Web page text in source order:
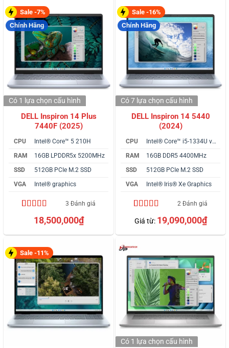
18,800,000₫.
Sale -7%
Chính Hãng
DELL Inspiron 14 Plus
7440F (2025)
CPU
Intel® Core™ 5 210H
RAM
16GB LPDDR5x 5200MHz
SSD
512GB PCIe M.2 SSD
VGA
Intel® graphics
4.33trên 5
dựa trên
3 Đánh giá
18,500,000₫
Có 1 lựa chọn cấu hình
Sale -16%
Chính Hãng
DELL Inspiron 14 5440
(2024)
CPU
Intel® Core™ i5-1334U vPro
RAM
16GB DDR5 4400MHz
SSD
512GB PCIe M.2 SSD
VGA
Intel® Iris® Xe Graphics
trên 5
dựa trên
2 Đánh giá
Giá từ: 19,090,000₫
Có 7 lựa chọn cấu hình
Sale -11%
Có 1 lựa chọn cấu hình